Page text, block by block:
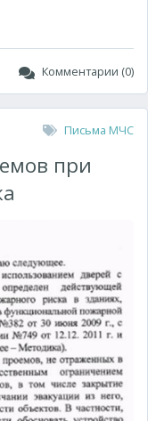
Комментарии (0)
Письма МЧС
при